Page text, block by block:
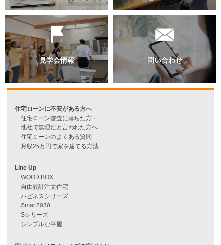
過去のブログ（月別）
資料請求